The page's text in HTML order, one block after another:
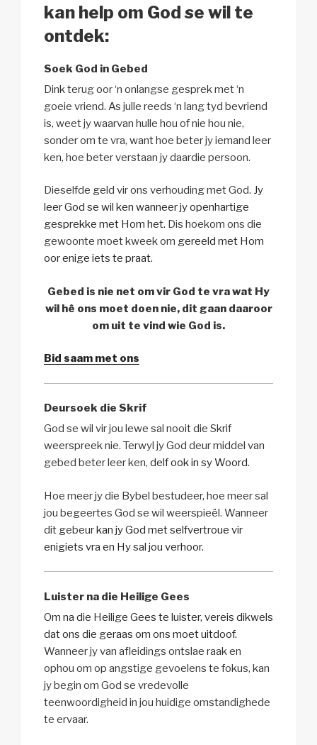
kan help om God se wil te
ontdek:
Soek God in Gebed
Dink terug oor ‘n onlangse gesprek met ‘n
goeie vriend. As julle reeds ‘n lang tyd bevriend
is, weet jy waarvan hulle hou of nie hou nie,
sonder om te vra, want hoe beter jy iemand leer
ken, hoe beter verstaan jy daardie persoon.
Dieselfde geld vir ons verhouding met God. Jy
leer God se wil ken wanneer jy openhartige
gesprekke met Hom het. Dis hoekom ons die
gewoonte moet kweek om gereeld met Hom
oor enige iets te praat.
Gebed is nie net om vir God te vra wat Hy
wil hê ons moet doen nie, dit gaan daaroor
om uit te vind wie God is.
Bid saam met ons
Deursoek die Skrif
God se wil vir jou lewe sal nooit die Skrif
weerspreek nie. Terwyl jy God deur middel van
gebed beter leer ken, delf ook in sy Woord.
Hoe meer jy die Bybel bestudeer, hoe meer sal
jou begeertes God se wil weerspieël. Wanneer
dit gebeurkan jy God met selfvertroue vir
enigiets vra en Hy sal jou verhoor.
Luister na die Heilige Gees
Om na die Heilige Gees te luister, vereis dikwels
dat ons die geraas om ons moet uitdoof.
Wanneer jy van afleidings ontslae raak en
ophou om op angstige gevoelens te fokus, kan
jy begin om God se vredevolle
teenwoordigheid in jou huidige omstandighede
te ervaar.